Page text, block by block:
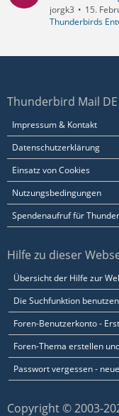
jorgk3
15.
Thunderbirds
Thunderbird Mail DE
Impressum & Kontakt
Datenschutzerklärung
Einsatz von Cookies
Nutzungsbedingungen
Spendenaufruf für
Hilfe zu dieser
Übersicht der Hilfe zur
Die Suchfunktion benutzen
Foren-Benutzerkonto -
Foren-Thema erstellen
Passwort vergessen -
Copyright © 2003-